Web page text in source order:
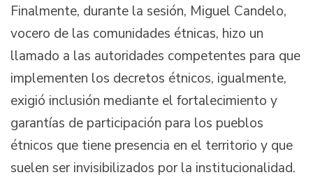
Finalmente, durante la sesión, Miguel Candelo,
vocero de las comunidades étnicas, hizo un
llamado a las autoridades competentes para que
implementen los decretos étnicos, igualmente,
exigió inclusión mediante el fortalecimiento y
garantías de participación para los pueblos
étnicos que tiene presencia en el territorio y que
suelen ser invisibilizados por la institucionalidad.